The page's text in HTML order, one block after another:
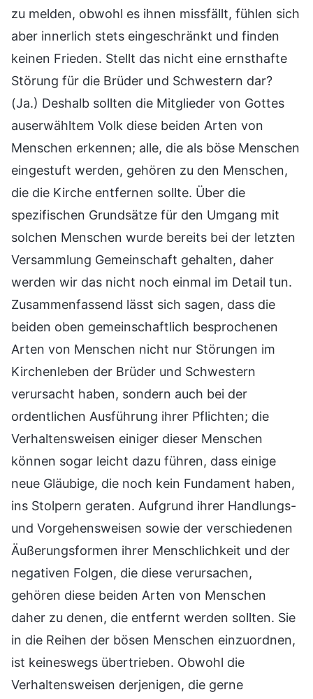
zu melden, obwohl es ihnen missfällt, fühlen sich
aber innerlich stets eingeschränkt und finden
keinen Frieden. Stellt das nicht eine ernsthafte
Störung für die Brüder und Schwestern dar?
(Ja.) Deshalb sollten die Mitglieder von Gottes
auserwähltem Volk diese beiden Arten von
Menschen erkennen; alle, die als böse Menschen
eingestuft werden, gehören zu den Menschen,
die die Kirche entfernen sollte. Über die
spezifischen Grundsätze für den Umgang mit
solchen Menschen wurde bereits bei der letzten
Versammlung Gemeinschaft gehalten, daher
werden wir das nicht noch einmal im Detail tun.
Zusammenfassend lässt sich sagen, dass die
beiden oben gemeinschaftlich besprochenen
Arten von Menschen nicht nur Störungen im
Kirchenleben der Brüder und Schwestern
verursacht haben, sondern auch bei der
ordentlichen Ausführung ihrer Pflichten; die
Verhaltensweisen einiger dieser Menschen
können sogar leicht dazu führen, dass einige
neue Gläubige, die noch kein Fundament haben,
ins Stolpern geraten. Aufgrund ihrer Handlungs-
und Vorgehensweisen sowie der verschiedenen
Äußerungsformen ihrer Menschlichkeit und der
negativen Folgen, die diese verursachen,
gehören diese beiden Arten von Menschen
daher zu denen, die entfernt werden sollten. Sie
in die Reihen der bösen Menschen einzuordnen,
ist keineswegs übertrieben. Obwohl die
Verhaltensweisen derjenigen, die gerne